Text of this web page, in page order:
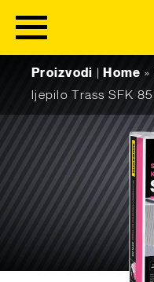
Proizvodi
Home »
ljepilo Trass SFK 85